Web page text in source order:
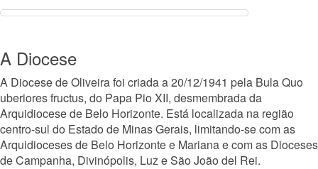
A Diocese
A Diocese de Oliveira foi criada a 20/12/1941 pela Bula Quo
uberiores fructus, do Papa Pio XII, desmembrada da
Arquidiocese de Belo Horizonte. Está localizada na região
centro-sul do Estado de Minas Gerais, limitando-se com as
Arquidioceses de Belo Horizonte e Mariana e com as Dioceses
de Campanha, Divinópolis, Luz e São João del Rei.